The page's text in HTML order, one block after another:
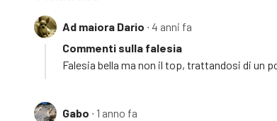
Ad maiora Dario ∙ 4 anni fa
Commenti sulla falesia
Falesia bella ma non il top, trattandosi di un
Gabo ∙ 1 anno fa